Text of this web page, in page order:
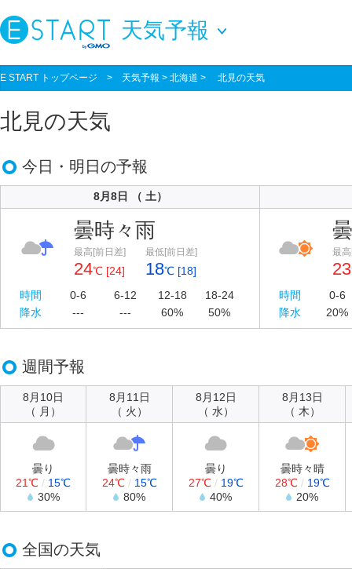
天気予報
E START トップページ > 天気予報 > 北海道 > 北見の天気
北見の天気
今日・明日の予報
8月8日 （ 土）
曇時々雨
最高[前日差]
24℃ [24]
最低[前日差]
18℃ [18]
最
23
時間
0-6 6-12 12-18
18-24
降水
--- --- 60% 50%
時間
0-6
降水
20%
週間予報
8月10日
（ 月）
8月11日
（ 火）
8月12日
（ 水）
8月13日
（ 木）
曇り
21℃ / 15℃
30%
曇時々雨
24℃/ 15℃
80%
曇り
27℃/ 19℃
40%
曇時々晴
28℃/ 19℃
20%
全国の天気